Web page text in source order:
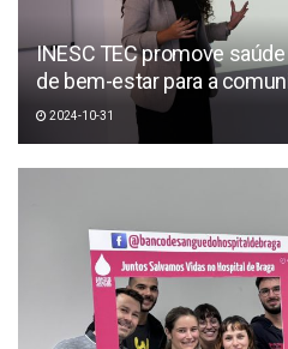
INESC TEC promove
de bem-estar para a
2024-10-31